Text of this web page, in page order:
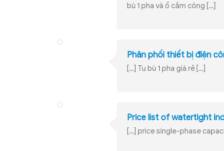
bù 1 pha và ổ cắm công […]
Phân phối thiết bị điện
[…] Tụ bù 1 pha giá rẻ […]
Price list of watertight
[…] price single-phase